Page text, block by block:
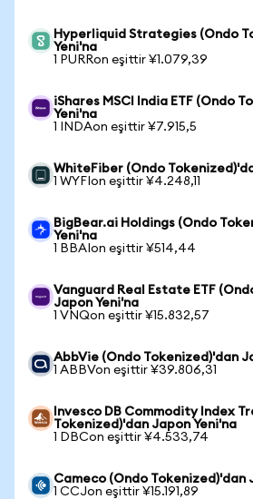
Hyperliquid Strategies (Ondo
Yeni'na
1 PURRon eşittir ¥1.079,39
iShares MSCI India ETF (Ondo
Yeni'na
1 INDAon eşittir ¥7.915,5
WhiteFiber (Ondo
1 WYFIon eşittir ¥4.248,11
BigBear.ai Holdings (Ondo
Yeni'na
1 BBAIon eşittir ¥514,44
Vanguard Real Estate ETF
Japon Yeni'na
1 VNQon eşittir ¥15.832,57
AbbVie (Ondo Tokenized)'dan
1 ABBVon eşittir ¥39.806,31
Invesco DB Commodity Index
Tokenized)'dan Japon Yeni'na
1 DBCon eşittir ¥4.533,74
Cameco (Ondo Tokenized)'dan
1 CCJon eşittir ¥15.191,89